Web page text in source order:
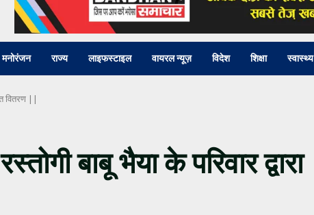
मनोरंजन राज्य लाइफस्टाइल वायरल न्यूज़ विदेश शिक्षा स्वास्थ्य
वितरण ||
बाबू भैया के परिवार द्वारा